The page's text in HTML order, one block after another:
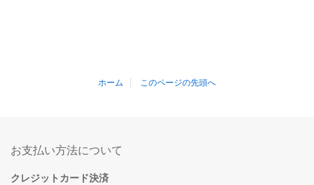
ホーム このページの先頭へ
お支払い方法について
クレジットカード決済